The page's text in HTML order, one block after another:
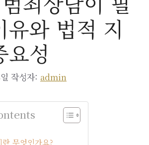
유와 법적 지
요성
작성자: admin
무엇인가요?